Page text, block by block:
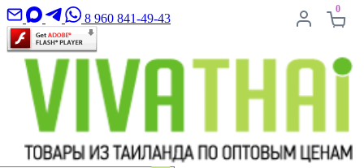
8 960 841-49-43
0